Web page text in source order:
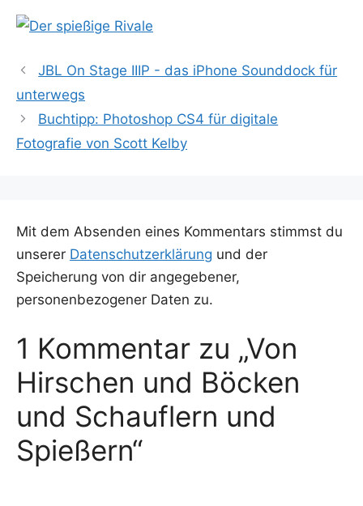
JBL On Stage IIIP - das iPhone Sounddock für
unterwegs
Buchtipp: Photoshop CS4 für digitale
Fotografie von Scott Kelby
Mit dem Absenden eines Kommentars stimmst du
unserer Datenschutzerklärung und der
Speicherung von dir angegebener,
personenbezogener Daten zu.
1 Kommentar zu „Von
Hirschen und Böcken
und Schauflern und
Spießern“